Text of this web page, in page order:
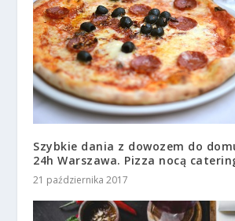
Szybkie dania z dowozem do
24h Warszawa. Pizza nocą
21 października 2017